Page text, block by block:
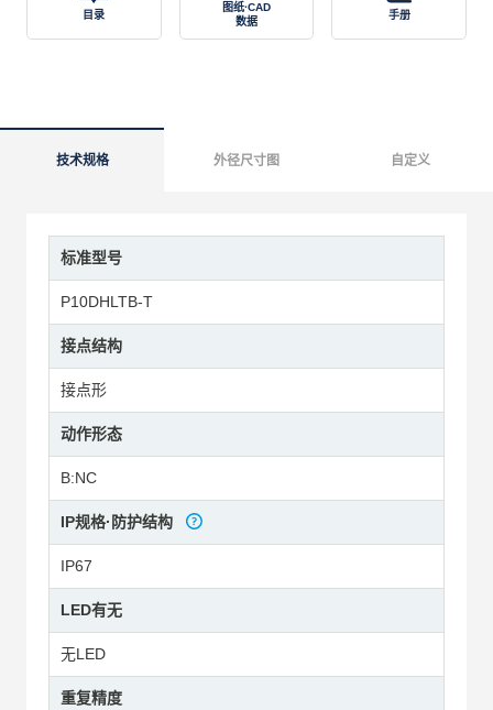
目录
图纸·CAD
数据
手册
技术规格 外径尺寸图 自定义
标准型号
P10DHLTB-T
接点结构
接点形
动作形态
B:NC
IP规格·防护结构
IP67
LED有无
无LED
重复精度